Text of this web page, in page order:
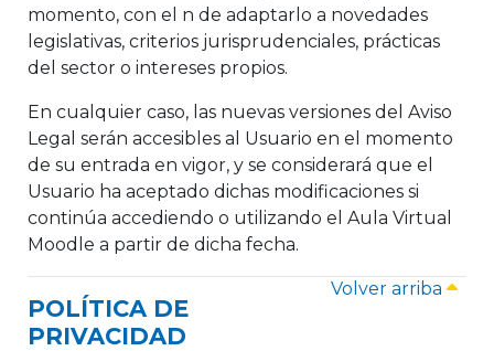
momento, con el n de adaptarlo a novedades
legislativas, criterios jurisprudenciales, prácticas
del sector o intereses propios.
En cualquier caso, las nuevas versiones del Aviso
Legal serán accesibles al Usuario en el momento
de su entrada en vigor, y se considerará que el
Usuario ha aceptado dichas modificaciones si
continúa accediendo o utilizando el Aula Virtual
Moodle a partir de dicha fecha.
Volver arriba
POLÍTICA DE
PRIVACIDAD